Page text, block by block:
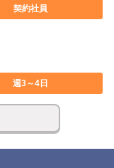
契約社員
週3～4日
大型連休あり
休み希望対応可